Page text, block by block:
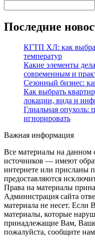
Последние
КГТП ХЛ: как
температур
Какие элементы
современным и
Сезонный бизнес:
Как выбрать
локации, вида и
Глиальная опухоль:
игнорировать
Важная информация
Все материалы на данном
источников — имеют
интернете или присланы
предоставляются
Права на материалы
Администрация сайта
материала не несет.
материалы, которые
принадлежащие Вам,
пожалуйста, сообщите